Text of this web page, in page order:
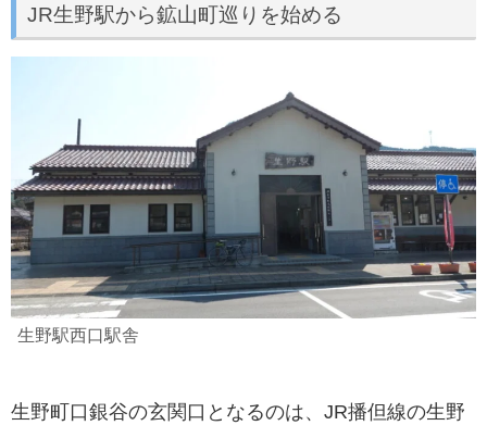
JR生野駅から鉱山町巡りを始める
生野駅西口駅舎
生野町口銀谷の玄関口となるのは、JR播但線の生野